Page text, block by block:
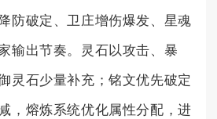
防破定、卫庄增伤爆发、星魂
输出节奏。灵石以攻击、暴
灵石少量补充；铭文优先破定
，熔炼系统优化属性分配，进